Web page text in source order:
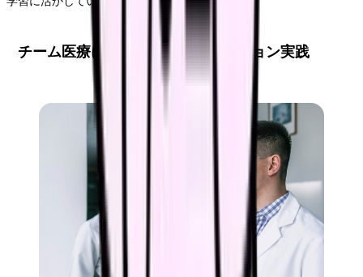
チーム医療におけるコミュニケーション実践